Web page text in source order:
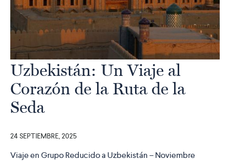
Uzbekistán: Un Viaje al
Corazón de la Ruta de la
Seda
24 SEPTIEMBRE, 2025
Viaje en Grupo Reducido a Uzbekistán – Noviembre